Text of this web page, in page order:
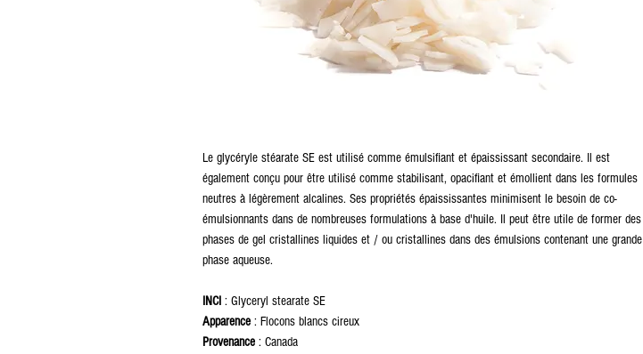
Le glycéryle stéarate SE est utilisé comme émulsifiant et épaississant secondaire. Il est
également conçu pour être utilisé comme stabilisant, opacifiant et émollient dans les formules
neutres à légèrement alcalines. Ses propriétés épaississantes minimisent le besoin de co-
émulsionnants dans de nombreuses formulations à base d'huile. Il peut être utile de former des
phases de gel cristallines liquides et / ou cristallines dans des émulsions contenant une grande
phase aqueuse.
INCI : Glyceryl stearate SE
Apparence : Flocons blancs cireux
Provenance : Canada